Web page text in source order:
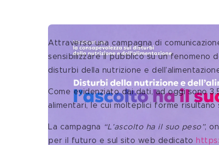
Attraverso una campagna di
sensibilizzare il pubblico su un
disturbi della nutrizione e
Come evidenziato dai dati, ad oggi sono
alimentari, le cui molteplici forme
La campagna “L’ascolto ha il suo peso”,
per il futuro e sul sito web dedicato